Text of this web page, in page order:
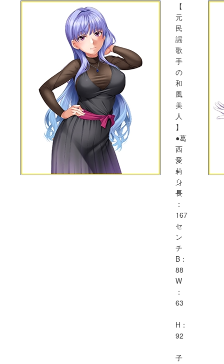
【
元
民
謡
歌
手
の
和
風
美
人
】
●葛
西
愛
莉
身
長
：
167
セ
ン
チ
B：
88
W
：
63
H：
92
子